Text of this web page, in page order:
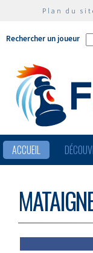
Plan du
Rechercher un joueur
ACCUEIL